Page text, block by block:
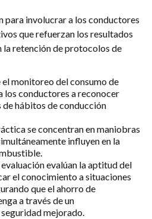
para involucrar a los conductores
que refuerzan los resultados
la retención de protocolos de
monitoreo del consumo de
los conductores a reconocer
hábitos de conducción
se concentran en maniobras
influyen en la
evalúan la aptitud del
el conocimiento a situaciones
que el ahorro de
a través de un
mejorado.